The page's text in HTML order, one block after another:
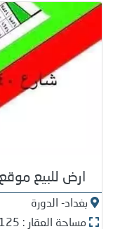
ارض للبيع موقع مميز
بغداد- الدورة
مساحة العقار : 125 متر مربع